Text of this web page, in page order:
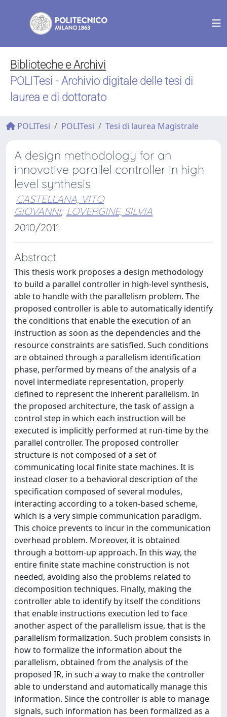
Biblioteche e Archivi
POLITesi - Archivio digitale delle tesi di
laurea e di dottorato
POLITesi POLITesi Tesi di laurea Magistrale
A design methodology for an
innovative parallel controller in high
level synthesis
CASTELLANA, VITO
GIOVANNI; LOVERGINE, SILVIA
2010/2011
Abstract
This thesis work proposes a design methodology
to build a parallel controller in high-level synthesis,
able to handle with the parallelism problem. The
proposed controller is able to automatically identify
the conditions that enable the execution of an
instruction as soon as the dependencies and the
resource constraints are satisfied. Such conditions
are obtained through a parallelism identification
phase, performed by means of the analysis of a
novel intermediate representation, properly
defined to represent the inherent parallelism. In
the proposed architecture, the task of assign a
control step in which each instruction will be
executed is implicitly performed at run-time by the
parallel controller. The proposed controller
structure is not composed of a set of
communicating local finite state machines. It is
instead closer to a behavioral description of the
specification composed of several modules,
interacting according to a token-based scheme,
which is a very simple communication paradigm.
This choice prevents to incur in the communication
overhead problem. Moreover, it is obtained
through a bottom-up approach. In this way, the
entire finite state machine construction is not
needed, avoiding also the problems related to
decomposition techniques. Finally, making the
controller able to identify by itself the conditions
that enable instructions execution led to face
another aspect of the parallelism issue, that is the
parallelism formalization. Such problem consists in
how to formalize the information about the
parallelism, obtained from the analysis of the
proposed IR, in such a way to make the controller
able to understand and automatically manage this
information. Since the controller is able to manage
signals, such information has been formalized as a